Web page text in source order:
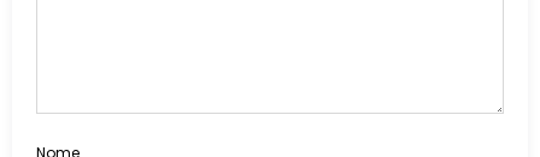
Nome